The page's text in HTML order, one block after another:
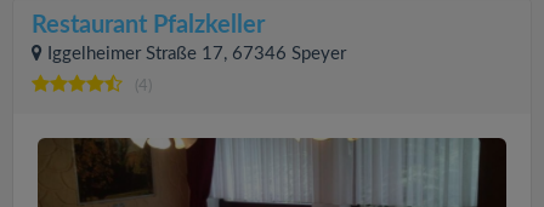
Restaurant Pfalzkeller
Iggelheimer Straße 17, 67346 Speyer
(4)